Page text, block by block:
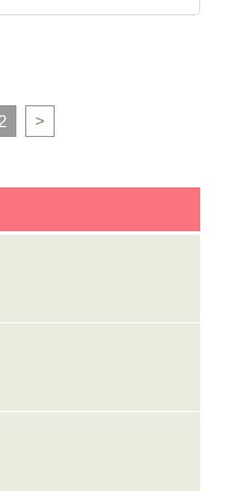
，鐵鋁罐或寶特瓶的飲
檢查。 若帶了寶
供各種小活動，例如這
進場後你的所
的座位區，依照你的票
口就可以。想要事前確
有更詳細的座位圖
阪京瓷巨蛋
購物中心，美食、商店
店，超過8成都是主場球
棒隊伍的商品。 除了
時最直接的支持商品之
市長小泉一成(左)、堪
市長関根賢次、曾經帶
典，並曾經站上山車頂
的原因： •街道較
•全城的人都
場祈求
祭典增添震
大日如來像每年會有一
園祭是在這段時間舉
2 >